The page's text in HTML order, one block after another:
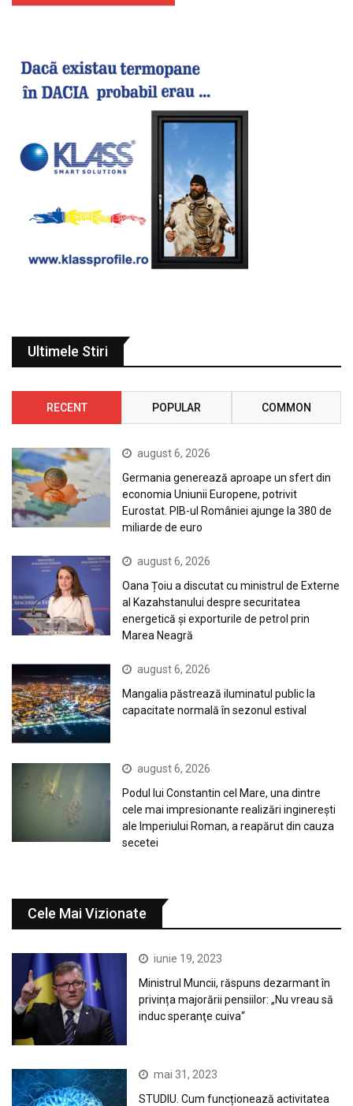
Ultimele Stiri
RECENT POPULAR COMMON
august 6, 2026
Germania generează aproape un sfert din
economia Uniunii Europene, potrivit
Eurostat. PIB-ul României ajunge la 380 de
miliarde de euro
august 6, 2026
Oana Țoiu a discutat cu ministrul de Externe
al Kazahstanului despre securitatea
energetică și exporturile de petrol prin
Marea Neagră
august 6, 2026
Mangalia păstrează iluminatul public la
capacitate normală în sezonul estival
august 6, 2026
Podul lui Constantin cel Mare, una dintre
cele mai impresionante realizări inginerești
ale Imperiului Roman, a reapărut din cauza
secetei
Cele Mai Vizionate
iunie 19, 2023
Ministrul Muncii, răspuns dezarmant în
privința majorării pensiilor: „Nu vreau să
induc speranţe cuiva“
mai 31, 2023
STUDIU. Cum funcționează activitatea